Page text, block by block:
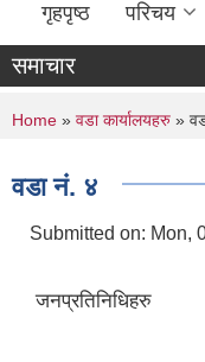
गृहपृष्ठ परिचय
समाचार
You are here
Home » वडा कार्यालयहरु »
वडा नं. ४
Submitted on: Mon,
जनप्रतिनिधिहरु